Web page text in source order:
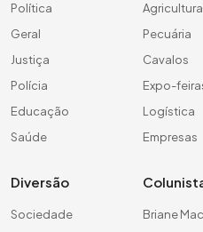
Política
Geral
Justiça
Polícia
Educação
Saúde
Agricultura
Pecuária
Cavalos
Expo-
Logística
Empresas
Diversão
Sociedade
Briane